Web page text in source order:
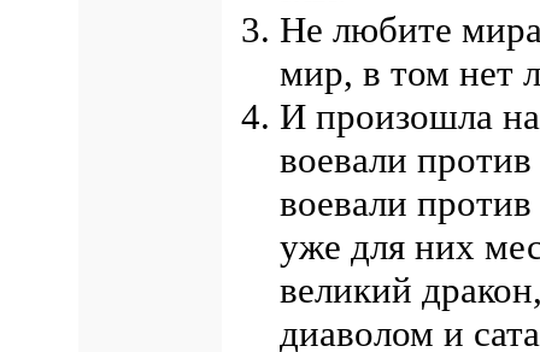
Не любите
мир, в том нет
И произошла
воевали
воевали
уже для них
великий
диаволом и